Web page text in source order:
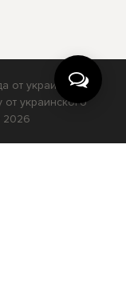
от украинского
украинского
2026